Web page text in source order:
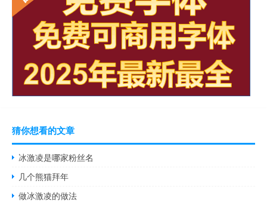
猜你想看的文章
冰激凌是哪家粉丝名
几个熊猫拜年
做冰激凌的做法